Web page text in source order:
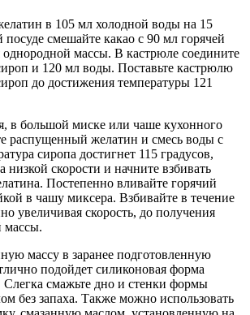
в 105 мл холодной воды на 15
смешайте какао с 90 мл горячей
массы. В кастрюле соедините
и 120 мл воды. Поставьте кастрюлю
до достижения температуры 121
в большой миске или чаше кухонного
распущенный желатин и смесь воды с
сиропа достигнет 115 градусов,
низкой скорости и начните взбивать
Постепенно вливайте горячий
в чашу миксера. Взбивайте в течение
увеличивая скорость, до получения
массы.
массу в заранее подготовленную
подойдет силиконовая форма
Слегка смажьте дно и стенки формы
без запаха. Также можно использовать